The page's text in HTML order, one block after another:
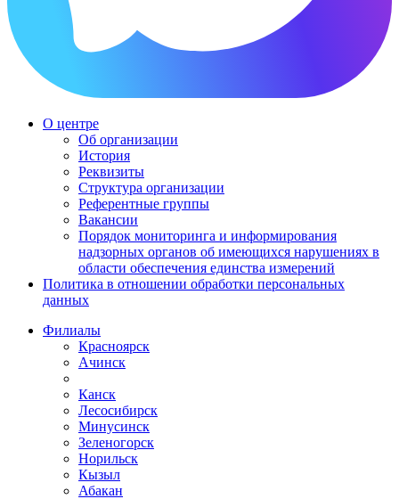
О центре
Об организации
История
Реквизиты
Структура организации
Референтные группы
Вакансии
Порядок мониторинга и информирования
надзорных органов об имеющихся нарушениях в
области обеспечения единства измерений
Политика в отношении обработки персональных
данных
Филиалы
Красноярск
Ачинск
Канск
Лесосибирск
Минусинск
Зеленогорск
Норильск
Кызыл
Абакан